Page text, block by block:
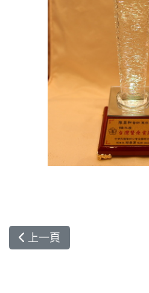
上一篇文章: 以人為本以
上一頁